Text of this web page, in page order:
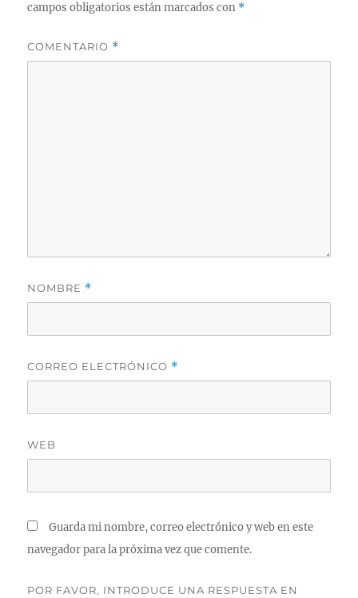
campos obligatorios están marcados con *
COMENTARIO *
NOMBRE *
CORREO ELECTRÓNICO *
WEB
Guarda mi nombre, correo electrónico y web en este
navegador para la próxima vez que comente.
POR FAVOR, INTRODUCE UNA RESPUESTA EN